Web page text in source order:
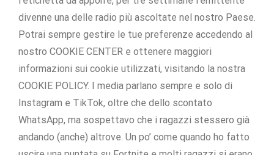
divenne una delle radio più ascoltate nel nostro Paese.
Potrai sempre gestire le tue preferenze accedendo al
nostro COOKIE CENTER e ottenere maggiori
informazioni sui cookie utilizzati, visitando la nostra
COOKIE POLICY. I media parlano sempre e solo di
Instagram e TikTok, oltre che dello scontato
WhatsApp, ma sospettavo che i ragazzi stessero già
andando (anche) altrove. Un po’ come quando ho fatto